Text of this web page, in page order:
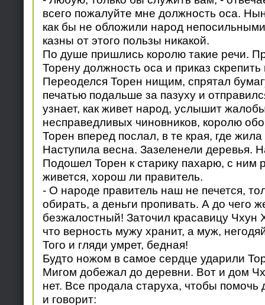
всего пожалуйте мне должность оса.
как бы не обложили народ
казны от этого пользы никакой.
По душе пришлись королю такие речи.
Торену должность оса и приказ
Переоделся Торен нищим, спрятал
печатью подальше за пазуху и
узнает, как живет народ, услышит
несправедливых чиновников, королю
Торен вперед послал, в те края, где
Наступила весна. Зазеленели деревья.
Подошел Торен к старику пахарю, с ним
живется, хорош ли правитель.
- О народе правитель наш не печется,
обирать, а деньги пропивать. А до чего
безжалостный! Заточил красавицу Чхун
что верность мужу хранит, а муж,
Того и гляди умрет, бедная!
Будто ножом в самое сердце ударили
Мигом добежал до деревни. Вот и дом
нет. Все продала старуха, чтобы
и говорит: